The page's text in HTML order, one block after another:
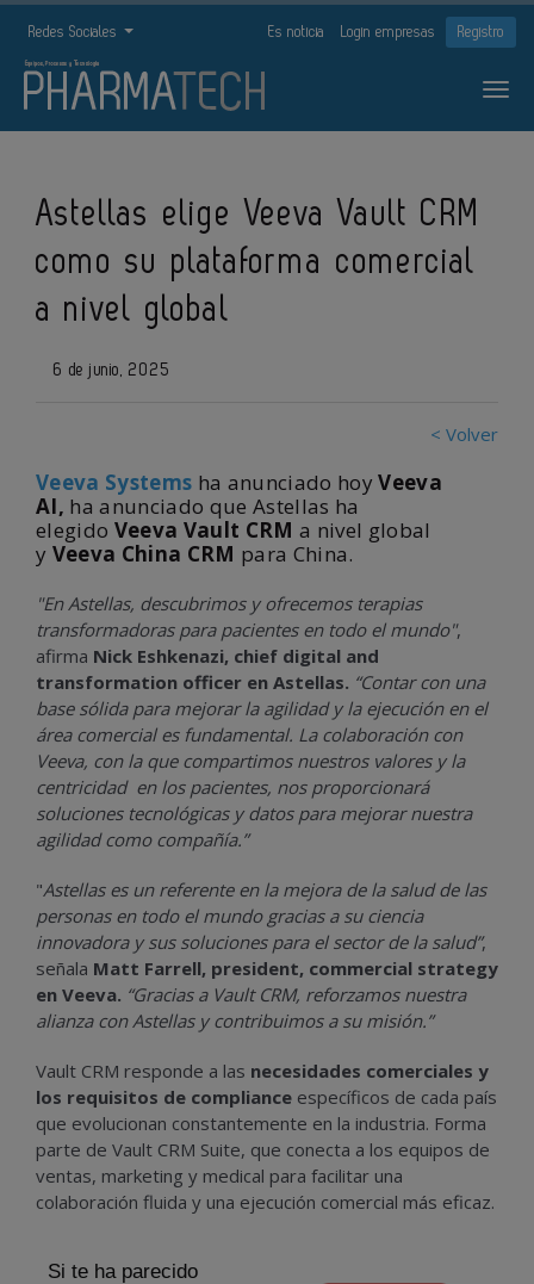
Redes Sociales Es noticia Login empresas Registro
Astellas elige Veeva Vault CRM
como su plataforma comercial
a nivel global
6 de junio, 2025
< Volver
Veeva Systems ha anunciado hoy Veeva
AI, ha anunciado que Astellas ha
elegido Veeva Vault CRM a nivel global
y Veeva China CRM para China.
"En Astellas, descubrimos y ofrecemos terapias
transformadoras para pacientes en todo el mundo",
afirma Nick Eshkenazi, chief digital and
transformation officer en Astellas. “Contar con una
base sólida para mejorar la agilidad y la ejecución en el
área comercial es fundamental. La colaboración con
Veeva, con la que compartimos nuestros valores y la
centricidad en los pacientes, nos proporcionará
soluciones tecnológicas y datos para mejorar nuestra
agilidad como compañía.”
"Astellas es un referente en la mejora de la salud de las
personas en todo el mundo gracias a su ciencia
innovadora y sus soluciones para el sector de la salud”,
señala Matt Farrell, president, commercial strategy
en Veeva. “Gracias a Vault CRM, reforzamos nuestra
alianza con Astellas y contribuimos a su misión.”
Vault CRM responde a las necesidades comerciales y
los requisitos de compliance específicos de cada país
que evolucionan constantemente en la industria. Forma
parte de Vault CRM Suite, que conecta a los equipos de
ventas, marketing y medical para facilitar una
colaboración fluida y una ejecución comercial más eficaz.
Si te ha parecido